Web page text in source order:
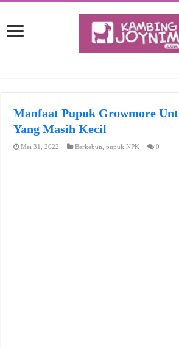
Manfaat Pupuk Growmore
Yang Masih Kecil
Mei 31, 2022 Berkebun ,pupuk NPK 0